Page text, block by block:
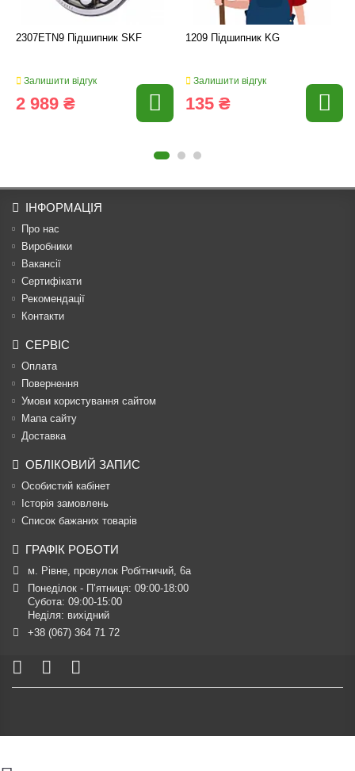
2307ETN9 Підшипник SKF
Залишити відгук
2 989 ₴
1209 Підшипник KG
Залишити відгук
135 ₴
ІНФОРМАЦІЯ
Про нас
Виробники
Вакансії
Сертифікати
Рекомендації
Контакти
СЕРВІС
Оплата
Повернення
Умови користування сайтом
Мапа сайту
Доставка
ОБЛІКОВИЙ ЗАПИС
Особистий кабінет
Історія замовлень
Список бажаних товарів
ГРАФІК РОБОТИ
м. Рівне, провулок Робітничий, 6а
Понеділок - П’ятниця: 09:00-18:00
Субота: 09:00-15:00
Неділя: вихідний
+38 (067) 364 71 72